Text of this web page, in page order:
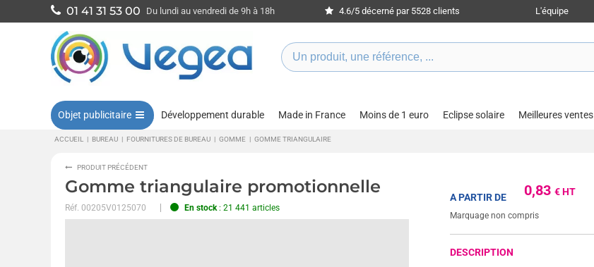
01 41 31 53 00 Du lundi au vendredi de 9h à 18h 4.6/5 décerné par 5528 clients L'équipe
Objet publicitaire Développement durable Made in France Moins de 1 euro Eclipse solaire Meilleures ventes
ACCUEIL | BUREAU | FOURNITURES DE BUREAU | GOMME | GOMME TRIANGULAIRE
PRODUIT PRÉCÉDENT
Gomme triangulaire promotionnelle
Réf. 00205V0125070 En stock: 21 441 articles
0,83€ HT
A PARTIR DE
Marquage non compris
DESCRIPTION